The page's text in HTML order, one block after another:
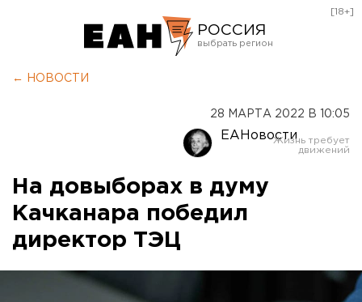
РОССИЯ
Оренбург
[18+]
← НОВОСТИ
28 МАРТА 2022 В 10:05
ЕАНовости
На довыборах в думу
Качканара победил
директор ТЭЦ